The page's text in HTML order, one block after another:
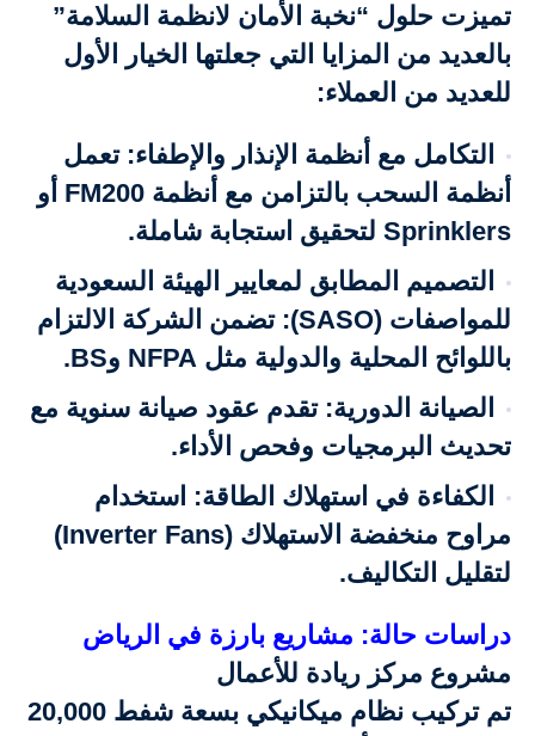
تميزت حلول “نخبة الأمان لانظمة السلامة”
بالعديد من المزايا التي جعلتها الخيار الأول
للعديد من العملاء:
التكامل مع أنظمة الإنذار والإطفاء: تعمل
أنظمة السحب بالتزامن مع أنظمة FM200 أو
Sprinklers لتحقيق استجابة شاملة.
التصميم المطابق لمعايير الهيئة السعودية
للمواصفات (SASO): تضمن الشركة الالتزام
باللوائح المحلية والدولية مثل NFPA وBS.
الصيانة الدورية: تقدم عقود صيانة سنوية مع
تحديث البرمجيات وفحص الأداء.
الكفاءة في استهلاك الطاقة: استخدام
مراوح منخفضة الاستهلاك (Inverter Fans)
لتقليل التكاليف.
دراسات حالة: مشاريع بارزة في الرياض
مشروع مركز ريادة للأعمال
تم تركيب نظام ميكانيكي بسعة شفط 20,000